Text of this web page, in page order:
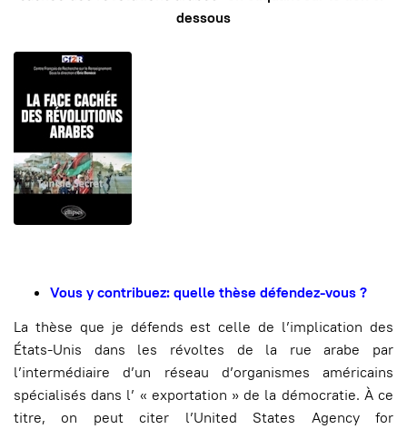
dessous
Vous y contribuez: quelle thèse défendez-vous ?
La thèse que je défends est celle de l’implication des
États-Unis dans les révoltes de la rue arabe par
l’intermédiaire d’un réseau d’organismes américains
spécialisés dans l’ « exportation » de la démocratie. À ce
titre, on peut citer l’United States Agency for